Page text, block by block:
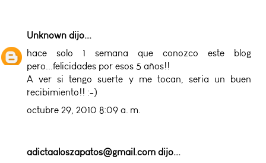
Unknown dijo...
hace solo 1 semana que conozco este blog
pero...felicidades por esos 5 años!!
A ver si tengo suerte y me tocan, seria un buen
recibimiento!! :-)
octubre 29, 2010 8:09 a. m.
adictaaloszapatos@gmail.com dijo...